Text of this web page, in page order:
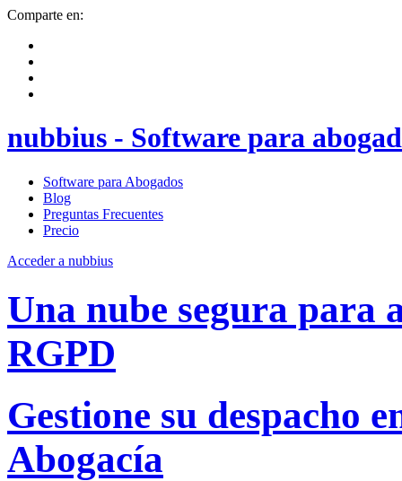
Comparte en:
nubbius - Software para
Software para Abogados
Blog
Preguntas Frecuentes
Precio
Acceder a nubbius
Una nube segura para
RGPD
Gestione su despacho
Abogacía